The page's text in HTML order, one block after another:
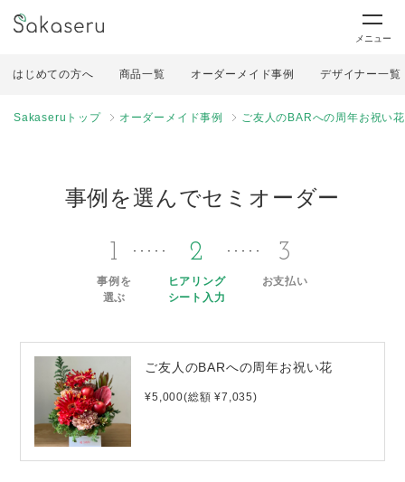
メニュー
はじめての方へ 商品一覧 オーダーメイド事例 デザイナー一覧
Sakaseruトップ オーダーメイド事例 ご友人のBARへの周年お祝い花
事例を選んでセミオーダー
1
事例を
選ぶ
2
ヒアリング
シート入力
3
お支払い
ご友人のBARへの周年お祝い花
¥5,000(総額 ¥7,035)